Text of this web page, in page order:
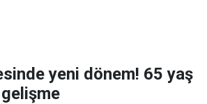
yeni dönem! 65 yaş